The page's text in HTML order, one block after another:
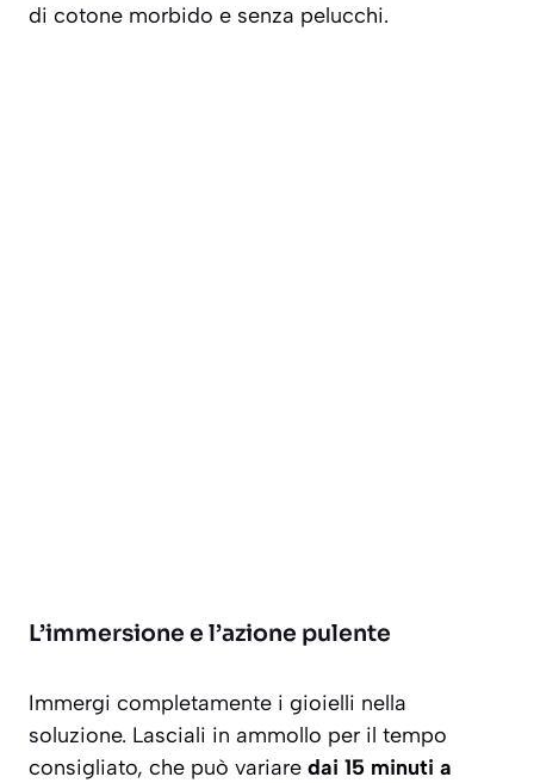
di cotone morbido e senza pelucchi.
L’immersione e l’azione pulente
Immergi completamente i gioielli nella
soluzione. Lasciali in ammollo per il tempo
consigliato, che può variare dai 15 minuti a